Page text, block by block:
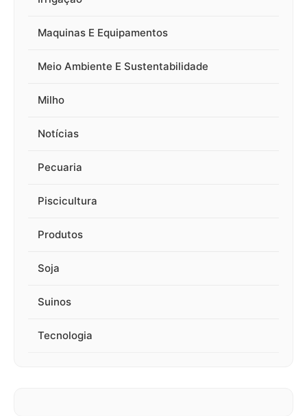
Maquinas E Equipamentos
Meio Ambiente E Sustentabilidade
Milho
Notícias
Pecuaria
Piscicultura
Produtos
Soja
Suinos
Tecnologia